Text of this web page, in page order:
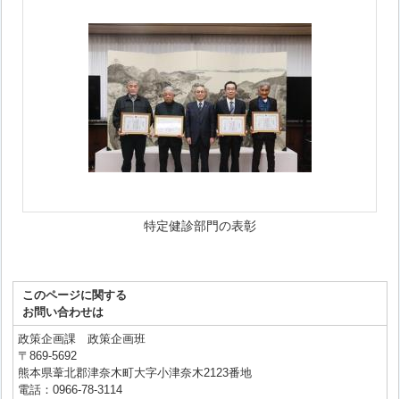
特定健診部門の表彰
このページに関する
お問い合わせは
政策企画課 政策企画班
〒869-5692
熊本県葦北郡津奈木町大字小津奈木2123番地
電話：0966-78-3114